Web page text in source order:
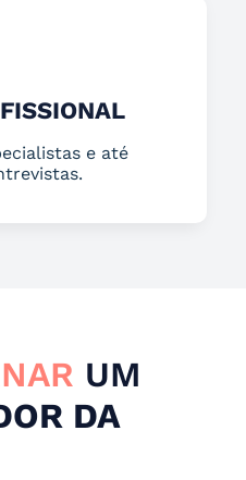
e até
UM
DA